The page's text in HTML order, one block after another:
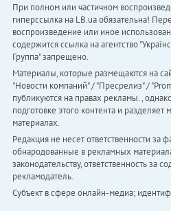
При полном или частичном
гиперссылка на LB.ua обязательна!
воспроизведение или иное
содержится ссылка на агентство
Группа" запрещено.
Материалы, которые размещаются на
"Новости компаний" / "Пресрелиз" /
публикуются на правах рекламы. ,
подготовке этого контента и
материалах.
Редакция не несет ответственности за
обнародованные в рекламных
законодательству, ответственность за
рекламодатель.
Субъект в сфере онлайн-медиа;